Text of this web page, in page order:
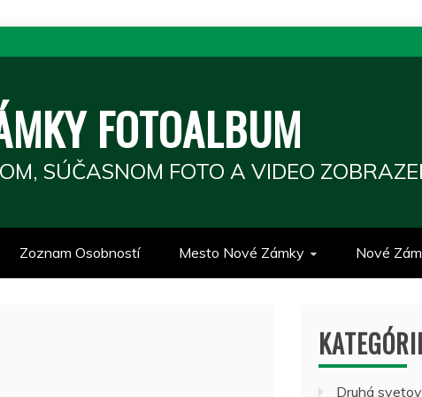
FOTOALBUM
SÚČASNOM FOTO A VIDEO
Zoznam Osobností Mesto Nové Zámky Nové
Druhá